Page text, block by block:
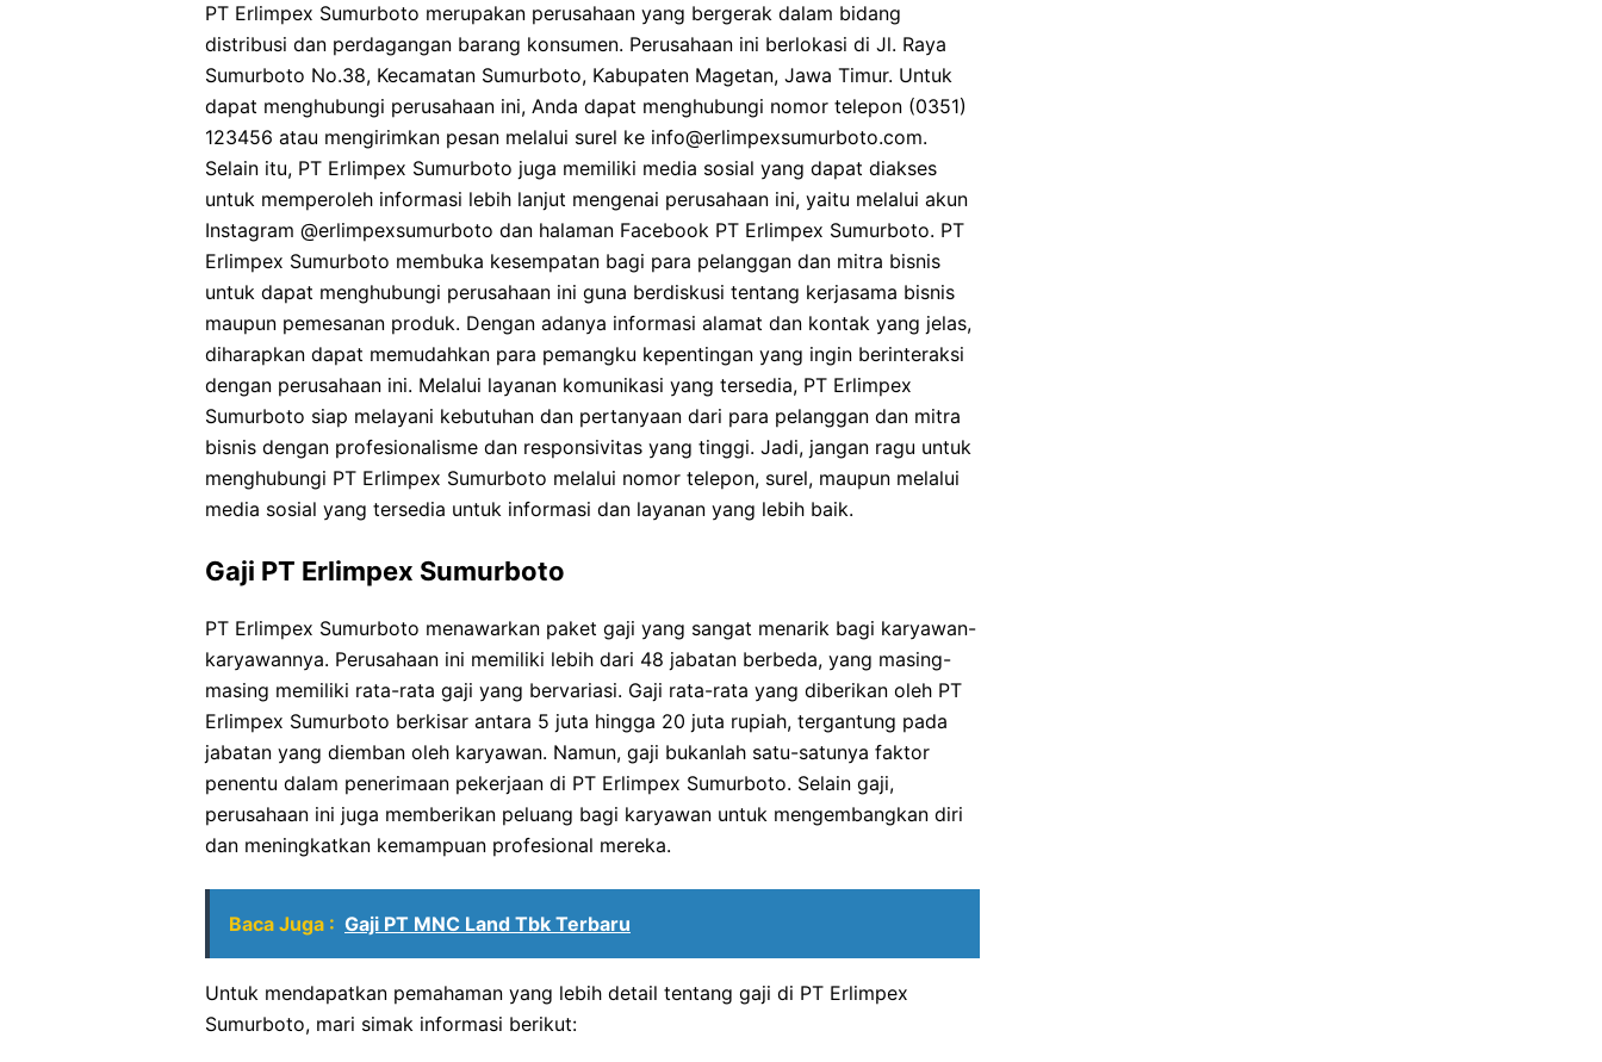
PT Erlimpex Sumurboto merupakan perusahaan yang bergerak dalam bidang
distribusi dan perdagangan barang konsumen. Perusahaan ini berlokasi di Jl. Raya
Sumurboto No.38, Kecamatan Sumurboto, Kabupaten Magetan, Jawa Timur. Untuk
dapat menghubungi perusahaan ini, Anda dapat menghubungi nomor telepon (0351)
123456 atau mengirimkan pesan melalui surel ke info@erlimpexsumurboto.com.
Selain itu, PT Erlimpex Sumurboto juga memiliki media sosial yang dapat diakses
untuk memperoleh informasi lebih lanjut mengenai perusahaan ini, yaitu melalui akun
Instagram @erlimpexsumurboto dan halaman Facebook PT Erlimpex Sumurboto. PT
Erlimpex Sumurboto membuka kesempatan bagi para pelanggan dan mitra bisnis
untuk dapat menghubungi perusahaan ini guna berdiskusi tentang kerjasama bisnis
maupun pemesanan produk. Dengan adanya informasi alamat dan kontak yang jelas,
diharapkan dapat memudahkan para pemangku kepentingan yang ingin berinteraksi
dengan perusahaan ini. Melalui layanan komunikasi yang tersedia, PT Erlimpex
Sumurboto siap melayani kebutuhan dan pertanyaan dari para pelanggan dan mitra
bisnis dengan profesionalisme dan responsivitas yang tinggi. Jadi, jangan ragu untuk
menghubungi PT Erlimpex Sumurboto melalui nomor telepon, surel, maupun melalui
media sosial yang tersedia untuk informasi dan layanan yang lebih baik.
Gaji PT Erlimpex Sumurboto
PT Erlimpex Sumurboto menawarkan paket gaji yang sangat menarik bagi karyawan-
karyawannya. Perusahaan ini memiliki lebih dari 48 jabatan berbeda, yang masing-
masing memiliki rata-rata gaji yang bervariasi. Gaji rata-rata yang diberikan oleh PT
Erlimpex Sumurboto berkisar antara 5 juta hingga 20 juta rupiah, tergantung pada
jabatan yang diemban oleh karyawan. Namun, gaji bukanlah satu-satunya faktor
penentu dalam penerimaan pekerjaan di PT Erlimpex Sumurboto. Selain gaji,
perusahaan ini juga memberikan peluang bagi karyawan untuk mengembangkan diri
dan meningkatkan kemampuan profesional mereka.
Baca Juga : Gaji PT MNC Land Tbk Terbaru
Untuk mendapatkan pemahaman yang lebih detail tentang gaji di PT Erlimpex
Sumurboto, mari simak informasi berikut: